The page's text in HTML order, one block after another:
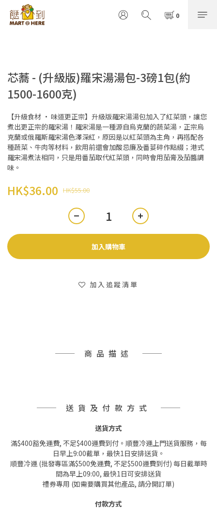
芯蕎 - (升級版)羅宋湯湯包-3磅1包(約
1500-1600克)
【升級食材 · 味道更正宗】升級版羅宋湯湯包加入了紅菜頭，讓您
煮出更正宗的羅宋湯！羅宋湯是一種源自烏克蘭的蔬菜湯，正宗烏
克蘭或俄羅斯羅宋湯色澤深紅，原因是以紅菜頭為主角，再搭配各
種蔬菜、牛肉等材料，飲用前還會加酸忌廉及番荽碎作點綴；港式
羅宋湯煮法相同，只是用番茄取代紅菜頭，同時會用茄膏及茄醬調
味。
HK$55.00
HK$36.00
加入購物車
加入追蹤清單
商品描述
送貨及付款方式
送貨方式
滿$400豁免運費, 不足$400運費到付。順豐冷運上門送貨服務，每
日早上9:00截單，最快1日安排送貨。
順豐冷運 (批發專區滿$500免運費, 不足$500運費到付) 每日截單時
間為早上09:00, 最快1日可安排送貨
禮券專用 (如需要購買其他產品, 請分開訂單)
付款方式